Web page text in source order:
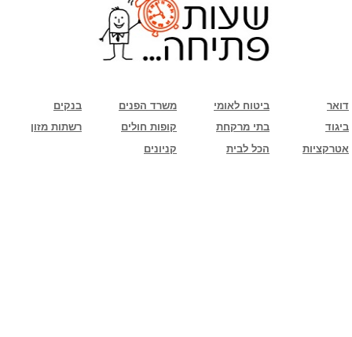
בנקים משרד הפנים ביטוח לאומי
דואר
רשתות מזון
קופות חולים בתי מרקחת
ביגוד
קניונים
הכל לבית אטרקציות